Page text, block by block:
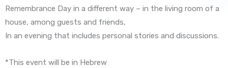
Remembrance Day in a different way – in the living room of a
house, among guests and friends,
In an evening that includes personal stories and discussions.
*This event will be in Hebrew